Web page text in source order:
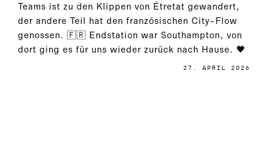
Teams ist zu den Klippen von Étretat gewandert,
der andere Teil hat den französischen City-Flow
genossen. 🇫🇷 Endstation war Southampton, von
dort ging es für uns wieder zurück nach Hause. 🖤
27. APRIL 2026